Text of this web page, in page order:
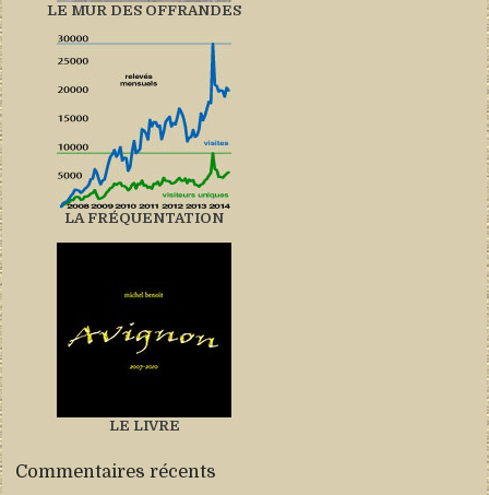
LE MUR DES OFFRANDES
LA FRÉQUENTATION
LE LIVRE
Commentaires récents